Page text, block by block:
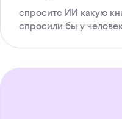
спросите ИИ какую
спросили бы у